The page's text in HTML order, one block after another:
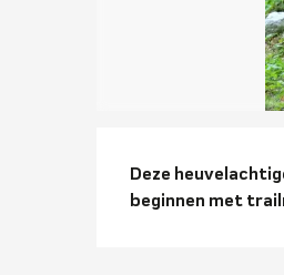
Deze
beginnen met